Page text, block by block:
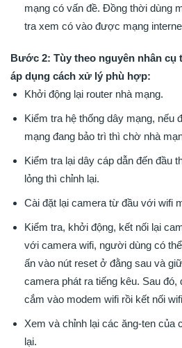
mạng có vấn đề. Đồng thời dùng
tra xem có vào được mạng
Bước 2: Tùy theo nguyên nhân
áp dụng cách xử lý phù hợp:
Khởi động lại router nhà mạng.
Kiểm tra hệ thống dây mạng, nếu
mạng đang bảo trì thì chờ nhà
Kiểm tra lại dây cáp dẫn đến đầu
lỏng thì chỉnh lại.
Cài đặt lại camera từ đầu với wifi
Kiểm tra, khởi động, kết nối lại
với camera wifi, người dùng có
ấn vào nút reset ở đằng sau và
camera phát ra tiếng kêu. Sau
cắm vào modem wifi rồi kết nối
Xem và chỉnh lại các ăng-ten của
lại.